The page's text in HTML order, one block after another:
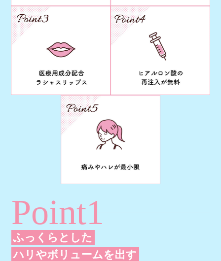
Point1
ふっくらとした
ハリやボリュームを出す